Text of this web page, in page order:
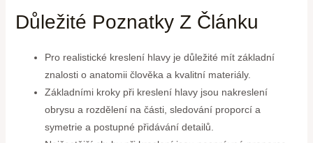
Důležité Poznatky Z Článku
Pro realistické kreslení hlavy je důležité mít základní
znalosti o anatomii člověka a kvalitní materiály.
Základními kroky při kreslení hlavy jsou nakreslení
obrysu a rozdělení na části, sledování proporcí a
symetrie a postupné přidávání detailů.